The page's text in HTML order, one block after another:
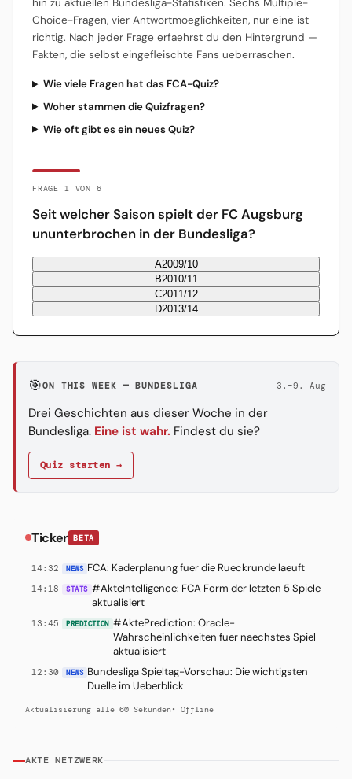
Choice-Fragen, vier Antwortmoeglichkeiten, nur eine ist
richtig. Nach jeder Frage erfaehrst du den Hintergrund —
Fakten, die selbst eingefleischte Fans ueberraschen.
Wie viele Fragen hat das FCA-Quiz?
Woher stammen die Quizfragen?
Wie oft gibt es ein neues Quiz?
FRAGE 1 VON 6
Seit welcher Saison spielt der FC Augsburg
ununterbrochen in der Bundesliga?
A2009/10
B2010/11
C2011/12
D2013/14
🎯ON THIS WEEK — BUNDESLIGA 3.–9. Aug
Drei Geschichten aus dieser Woche in der
Bundesliga. Eine ist wahr. Findest du sie?
Quiz starten →
Ticker BETA
14:32 NEWS FCA: Kaderplanung fuer die Rueckrunde laeuft
14:18 STATS #AkteIntelligence: FCA Form der letzten 5 Spiele
aktualisiert
13:45 PREDICTION #AktePrediction: Oracle-
Wahrscheinlichkeiten fuer naechstes Spiel
aktualisiert
12:30 NEWS Bundesliga Spieltag-Vorschau: Die wichtigsten
Duelle im Ueberblick
Aktualisierung alle 60 Sekunden• Offline
AKTE NETZWERK